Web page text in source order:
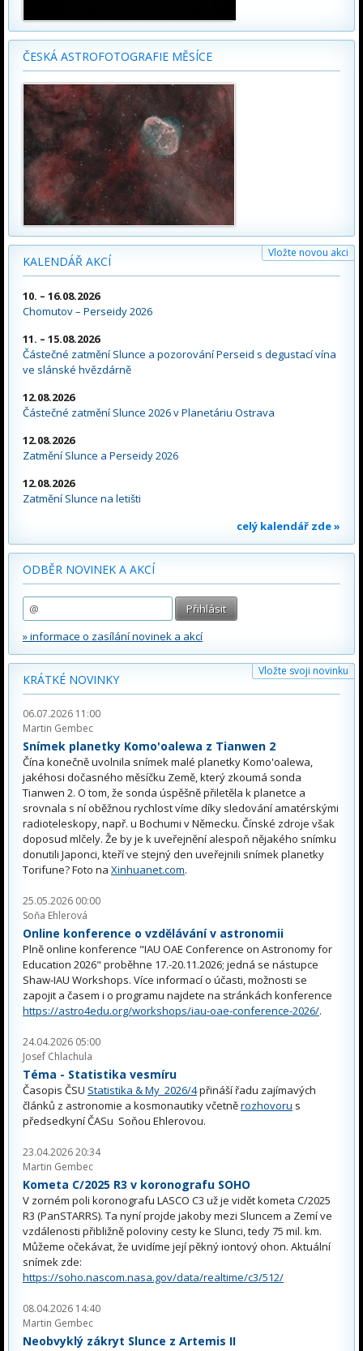
ČESKÁ ASTROFOTOGRAFIE MĚSÍCE
KALENDÁŘ AKCÍ
Vložte novou akci
10. – 16.08.2026
Chomutov – Perseidy 2026
11. – 15.08.2026
Částečné zatmění Slunce a pozorování Perseid s degustací vína
ve slánské hvězdárně
12.08.2026
Částečné zatmění Slunce 2026 v Planetáriu Ostrava
12.08.2026
Zatmění Slunce a Perseidy 2026
12.08.2026
Zatmění Slunce na letišti
celý kalendář zde »
ODBĚR NOVINEK A AKCÍ
» informace o zasílání novinek a akcí
Vložte svoji novinku
KRÁTKÉ NOVINKY
06.07.2026 11:00
Martin Gembec
Snímek planetky Komo'oalewa z Tianwen 2
Čína konečně uvolnila snímek malé planetky Komo'oalewa,
jakéhosi dočasného měsíčku Země, který zkoumá sonda
Tianwen 2. O tom, že sonda úspěšně přiletěla k planetce a
srovnala s ní oběžnou rychlost víme díky sledování amatérskými
radioteleskopy, např. u Bochumi v Německu. Čínské zdroje však
doposud mlčely. Že by je k uveřejnění alespoň nějakého snímku
donutili Japonci, kteří ve stejný den uveřejnili snímek planetky
Torifune? Foto na Xinhuanet.com.
25.05.2026 00:00
Soňa Ehlerová
Online konference o vzdělávání v astronomii
Plně online konference "IAU OAE Conference on Astronomy for
Education 2026" proběhne 17.-20.11.2026; jedná se nástupce
Shaw-IAU Workshops. Více informací o účasti, možnosti se
zapojit a časem i o programu najdete na stránkách konference
https://astro4edu.org/workshops/iau-oae-conference-2026/.
24.04.2026 05:00
Josef Chlachula
Téma - Statistika vesmíru
Časopis ČSU Statistika & My 2026/4přináší řadu zajímavých
článků z astronomie a kosmonautiky včetněrozhovoru s
předsedkyní ČASu Soňou Ehlerovou.
23.04.2026 20:34
Martin Gembec
Kometa C/2025 R3 v koronografu SOHO
V zorném poli koronografu LASCO C3 už je vidět kometa C/2025
R3 (PanSTARRS). Ta nyní projde jakoby mezi Sluncem a Zemí ve
vzdálenosti přibližně poloviny cesty ke Slunci, tedy 75 mil. km.
Můžeme očekávat, že uvidíme její pěkný iontový ohon. Aktuální
snímek zde:
https://soho.nascom.nasa.gov/data/realtime/c3/512/
08.04.2026 14:40
Martin Gembec
Neobvyklý zákryt Slunce z Artemis II